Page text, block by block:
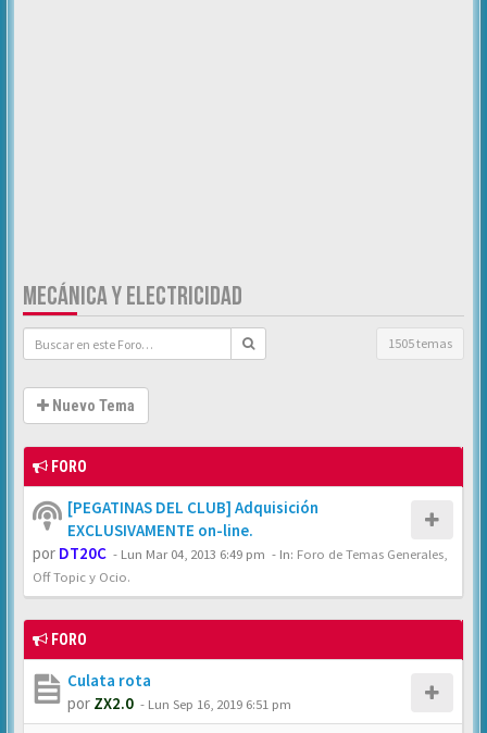
MECÁNICA Y ELECTRICIDAD
1505 temas
Nuevo Tema
FORO
[PEGATINAS DEL CLUB] Adquisición
EXCLUSIVAMENTE on-line.
por DT20C - Lun Mar 04, 2013 6:49 pm - In: Foro de Temas Generales,
Off Topic y Ocio.
FORO
Culata rota
por ZX2.0 - Lun Sep 16, 2019 6:51 pm